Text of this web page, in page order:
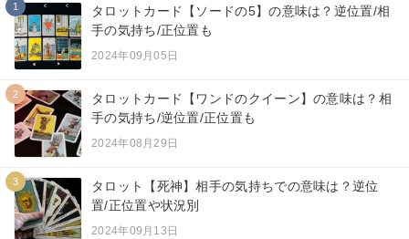
1
タロットカード【ソードの5】の意味は？逆位置/相
手の気持ち/正位置も
2024年09月05日
2
タロットカード【ワンドのクイーン】の意味は？相
手の気持ち/逆位置/正位置も
2024年08月29日
3
タロット【死神】相手の気持ちでの意味は？逆位
置/正位置や状況別
2024年09月13日